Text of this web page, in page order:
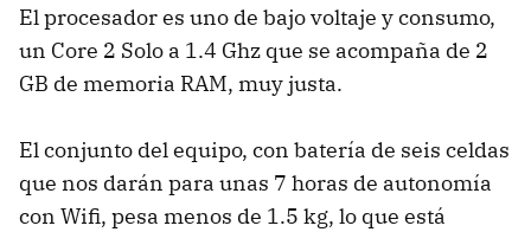
El procesador es uno de bajo voltaje y consumo,
un Core 2 Solo a 1.4 Ghz que se acompaña de 2
GB de memoria RAM, muy justa.
El conjunto del equipo, con batería de seis celdas
que nos darán para unas 7 horas de autonomía
con Wifi, pesa menos de 1.5 kg, lo que está